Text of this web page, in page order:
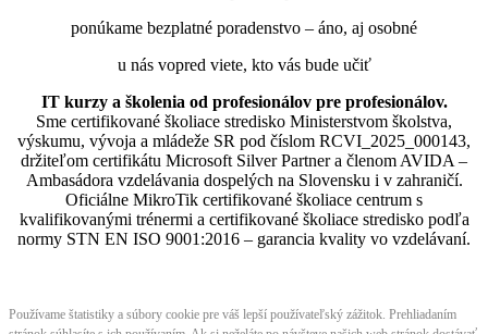
ponúkame bezplatné poradenstvo – áno, aj osobné
u nás vopred viete, kto vás bude učiť
IT kurzy a školenia od profesionálov pre profesionálov.
Sme certifikované školiace stredisko Ministerstvom školstva,
výskumu, vývoja a mládeže SR pod číslom RCVI_2025_000143,
držiteľom certifikátu Microsoft Silver Partner a členom AVIDA –
Ambasádora vzdelávania dospelých na Slovensku i v zahraničí.​​​​​​​​​​​​​​​​
Oficiálne MikroTik certifikované školiace centrum s
kvalifikovanými trénermi ​​​​​​​​​​a certifikované školiace stredisko podľa
normy STN EN ISO 9001:2016 – garancia kvality vo vzdelávaní.
Používame štatistiky a súbory cookie pre váš lepší používateľský zážitok. Prehliadaním